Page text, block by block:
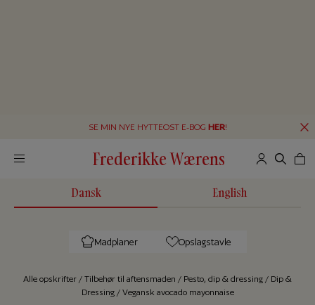
SE MIN NYE HYTTEOST E-BOG HER!
Frederikke Wærens
Dansk English
Madplaner Opslagstavle
Alle op­skrif­ter / Tilbehør til aftensmaden / Pesto, dip & dressing / Dip &
Dressing/ Vegansk avocado mayonnaise